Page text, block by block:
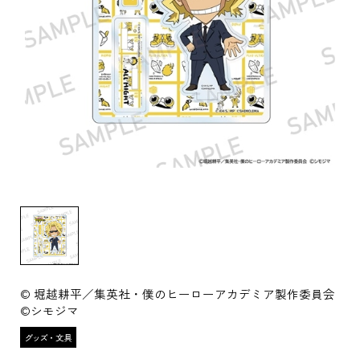
© 堀越耕平／集英社・僕のヒーローアカデミア製作委員会
©シモジマ